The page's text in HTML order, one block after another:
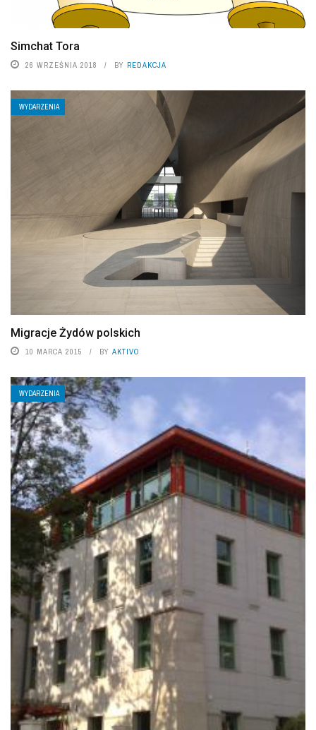
Simchat Tora
26 WRZEŚNIA 2018 BY REDAKCJA
WYDARZENIA
Migracje Żydów polskich
10 MARCA 2015 BY AKTIVO
WYDARZENIA